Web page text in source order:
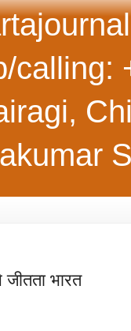
calling:
जीतता भारत